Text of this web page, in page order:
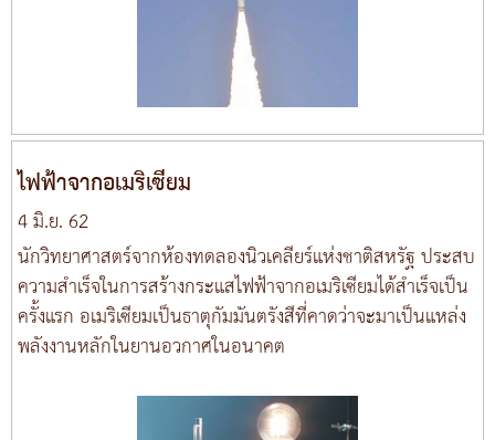
ไฟฟ้าจากอเมริเซียม
4 มิ.ย. 62
นักวิทยาศาสตร์จากห้องทดลองนิวเคลียร์แห่งชาติสหรัฐ ประสบ
ความสำเร็จในการสร้างกระแสไฟฟ้าจากอเมริเซียมได้สำเร็จเป็น
ครั้งแรก อเมริเซียมเป็นธาตุกัมมันตรังสีที่คาดว่าจะมาเป็นแหล่ง
พลังงานหลักในยานอวกาศในอนาคต